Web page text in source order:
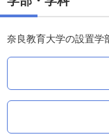
奈良教育大学の設置学